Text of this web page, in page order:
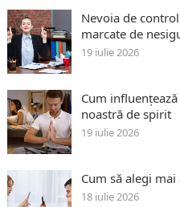
Nevoia de
marcate de
19 iulie 2026
Cum
noastră de spirit
19 iulie 2026
Cum să alegi
18 iulie 2026